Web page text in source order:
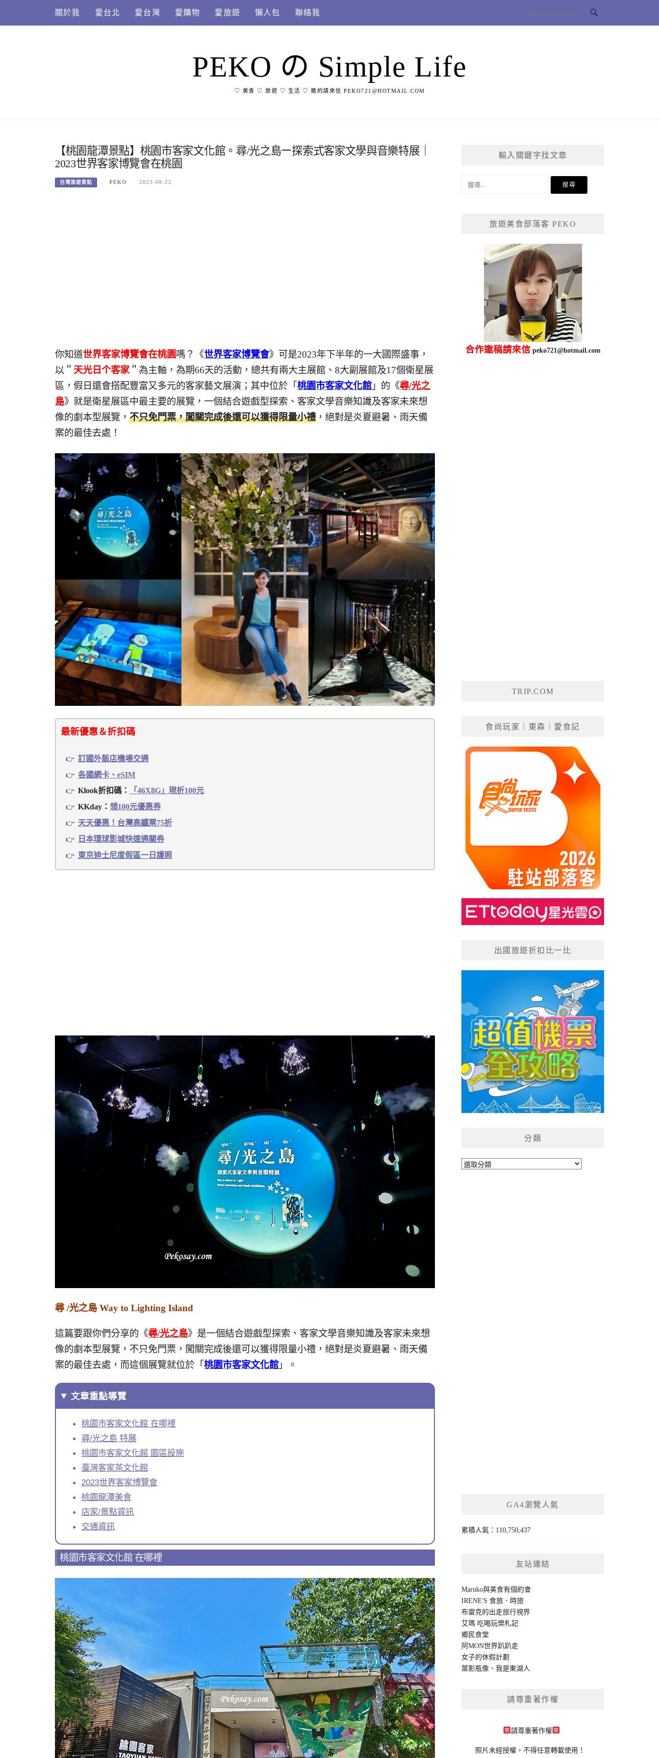
content
關於我 愛台北 愛台灣 愛購物 愛旅遊 懶人包 聯絡我
PEKO の Simple Life
♡ 美食 ♡ 旅遊 ♡ 生活 ♡ 邀約請來信 PEKO721@HOTMAIL.COM
【桃園龍潭景點】桃園市客家文化館。尋/光之島ー探索式客家文學與音樂特展｜
2023世界客家博覽會在桃園
台灣旅遊景點 PEKO 2023-08-22
你知道世界客家博覽會在桃園嗎？《世界客家博覽會》可是2023年下半年的一大國際盛事，
以＂ 天光日个客家＂為主軸，為期66天的活動，總共有兩大主展館、8大副展館及17個衛星展
區，假日還會搭配豐富又多元的客家藝文展演；其中位於「 桃園市客家文化館 」的《尋/光之
島》就是衛星展區中最主要的展覽，⼀個結合遊戲型探索、客家⽂學⾳樂知識及客家未來想
像的劇本型展覽， 不只免門票，闖關完成後還可以獲得限量小禮 ，絕對是炎夏避暑、雨天備
案的最佳去處！
最新優惠＆折扣碼
訂國外飯店機場交通
各國網卡、eSIM
Klook折扣碼：
「46X8G」現折100元
KKday： 領100元優惠券
天天優惠！台灣高鐵票75折
日本環球影城快速通關券
東京迪士尼度假區一日護照
尋 /光之島 Way to Lighting Island
這篇要跟你們分享的《尋/光之島》是⼀個結合遊戲型探索、客家⽂學⾳樂知識及客家未來想
像的劇本型展覽，不只免門票，闖關完成後還可以獲得限量小禮，絕對是炎夏避暑、雨天備
案的最佳去處，而這個展覽就位於「 桃園市客家文化館 」。
文章重點導覽
桃園市客家文化館 在哪裡
尋/光之島 特展
桃園市客家文化館 園區設施
臺灣客家茶文化館
2023世界客家博覽會
桃園龍潭美食
店家/景點資訊
交通資訊
桃園市客家文化館 在哪裡
輸入關鍵字找文章
旅遊美食部落客 PEKO
合作邀稿請來信 peko721@hotmail.com
TRIP.COM
食尚玩家｜東森｜愛食記
出國旅遊折扣比一比
分類
分
GA4瀏覽人氣
累積人氣：110,750,437
友站連結
Maruko與美食有個約會
IRENE'S 食旅．時旅
布雷克的出走旅行視界
艾瑪 吃喝玩樂札記
鄉民食堂
阿MON世界趴趴走
女子的休假計劃
葉影瓶像 、我是東湖人
請尊重著作權
請尊重著作權
照片未經授權，不得任意轉載使用！